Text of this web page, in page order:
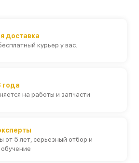
доставка
курьер у вас.
года
на работы и запчасти
от 5 лет, серьезный отбор и